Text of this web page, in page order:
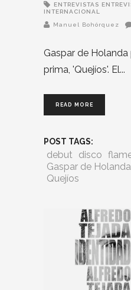
ENTREVISTAS
INTERNACIONAL
Manuel Bohórquez
Gaspar de
prima, 'Quejíos'. El
READ MORE
POST TAGS:
debut disco
Gaspar de Holanda
Quejíos